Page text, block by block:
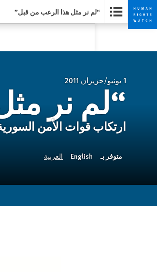
Skip
cookie
Skip
main
“لم نر مثل هذا الرعب من قبل”
1 يونيو/حزيران 2011“لم نر
ارتكاب قوات الأمن
متوفر بـ English العربية